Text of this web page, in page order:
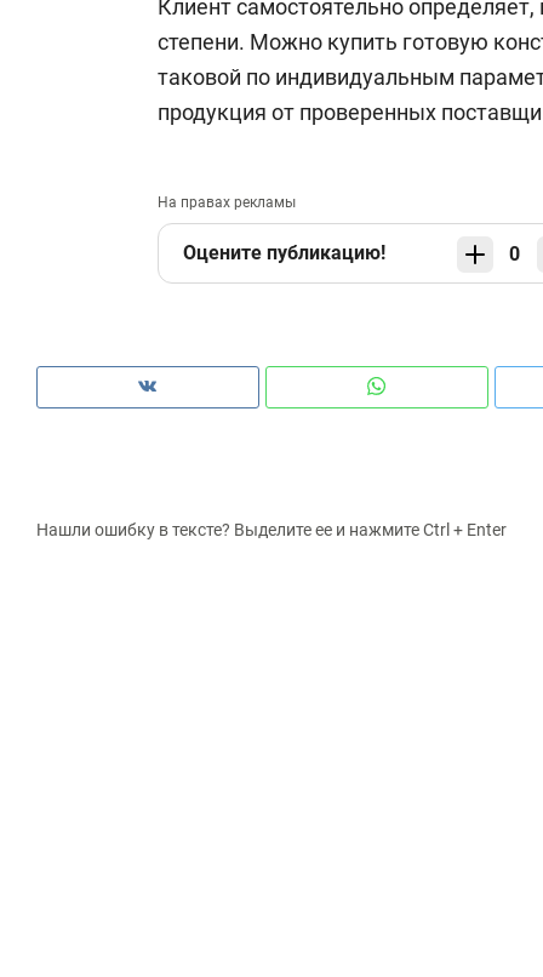
Клиент самостоятельно
степени. Можно купить готовую
таковой по индивидуальным
продукция от проверенных
На правах рекламы
Оцените публикацию! 0
Нашли ошибку в тексте? Выделите ее и нажмите Ctrl + Enter